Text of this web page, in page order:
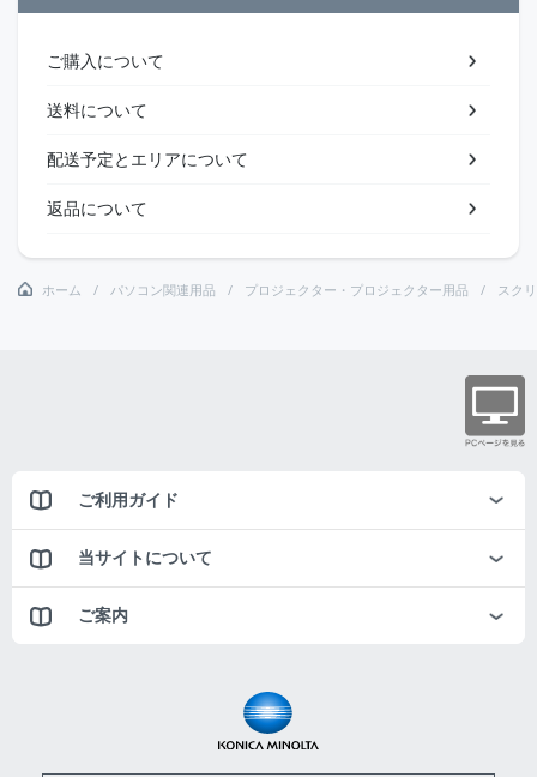
ご購入について
送料について
配送予定とエリアについて
返品について
ホーム パソコン関連用品 プロジェクター・プロジェクター用品 スク
ご利用ガイド
当サイトについて
ご案内